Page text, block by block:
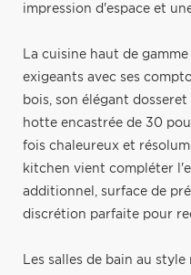
impression d'espace et
La cuisine haut de
exigeants avec ses
bois, son élégant
hotte encastrée de 30
fois chaleureux et
kitchen vient compléter
additionnel, surface de
discrétion parfaite pour
Les salles de bain au